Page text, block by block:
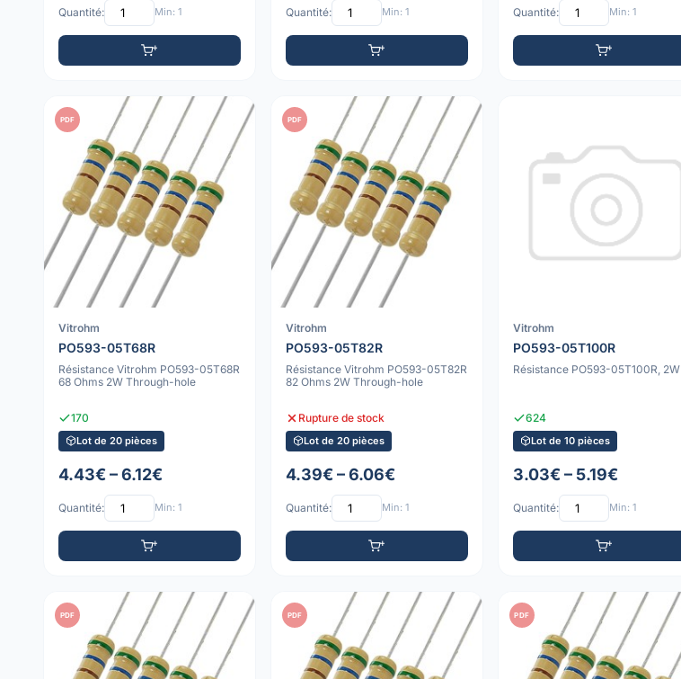
Quantité: Min: 1 Quantité: Min: 1 Quantité: Min: 1
PDF
Vitrohm
PO593-05T68R
Résistance Vitrohm PO593-05T68R
68 Ohms 2W Through-hole
170
Lot de 20 pièces
4.43€ – 6.12€
Quantité: Min: 1
PDF
Vitrohm
PO593-05T82R
Résistance Vitrohm PO593-05T82R
82 Ohms 2W Through-hole
Rupture de stock
Lot de 20 pièces
4.39€ – 6.06€
Quantité: Min: 1
Vitrohm
PO593-05T100R
Résistance PO593-05T100R, 2W
624
Lot de 10 pièces
3.03€ – 5.19€
Quantité: Min: 1
PDF PDF PDF